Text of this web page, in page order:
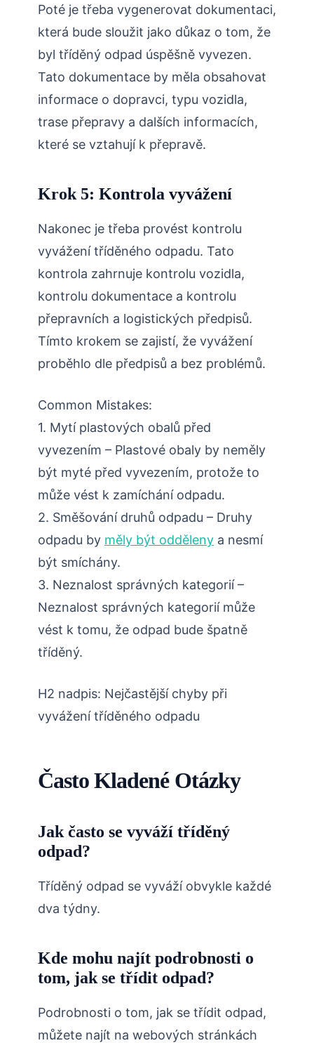
Poté je třeba vygenerovat dokumentaci,
která bude sloužit jako důkaz o tom, že
byl tříděný odpad úspěšně vyvezen.
Tato dokumentace by měla obsahovat
informace o dopravci, typu vozidla,
trase přepravy a dalších informacích,
které se vztahují k přepravě.
Krok 5: Kontrola vyvážení
Nakonec je třeba provést kontrolu
vyvážení tříděného odpadu. Tato
kontrola zahrnuje kontrolu vozidla,
kontrolu dokumentace a kontrolu
přepravních a logistických předpisů.
Tímto krokem se zajistí, že vyvážení
proběhlo dle předpisů a bez problémů.
Common Mistakes:
1. Mytí plastových obalů před
vyvezením – Plastové obaly by neměly
být myté před vyvezením, protože to
může vést k zamíchání odpadu.
2. Směšování druhů odpadu – Druhy
odpadu by měly být odděleny a nesmí
být smíchány.
3. Neznalost správných kategorií –
Neznalost správných kategorií může
vést k tomu, že odpad bude špatně
tříděný.
H2 nadpis: Nejčastější chyby při
vyvážení tříděného odpadu
Často Kladené Otázky
Jak často se vyváží tříděný
odpad?
Tříděný odpad se vyváží obvykle každé
dva týdny.
Kde mohu najít podrobnosti o
tom, jak se třídit odpad?
Podrobnosti o tom, jak se třídit odpad,
můžete najít na webových stránkách